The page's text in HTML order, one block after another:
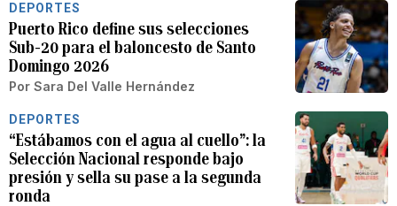
DEPORTES
Puerto Rico define sus selecciones
Sub-20 para el baloncesto de Santo
Domingo 2026
Por Sara Del Valle Hernández
DEPORTES
“Estábamos con el agua al cuello”: la
Selección Nacional responde bajo
presión y sella su pase a la segunda
ronda